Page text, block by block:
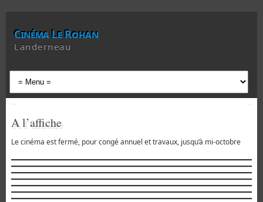
Cinéma Le Rohan
Landerneau
A l’affiche
Le cinéma est fermé, pour congé annuel et travaux, jusqu’à mi-octobre